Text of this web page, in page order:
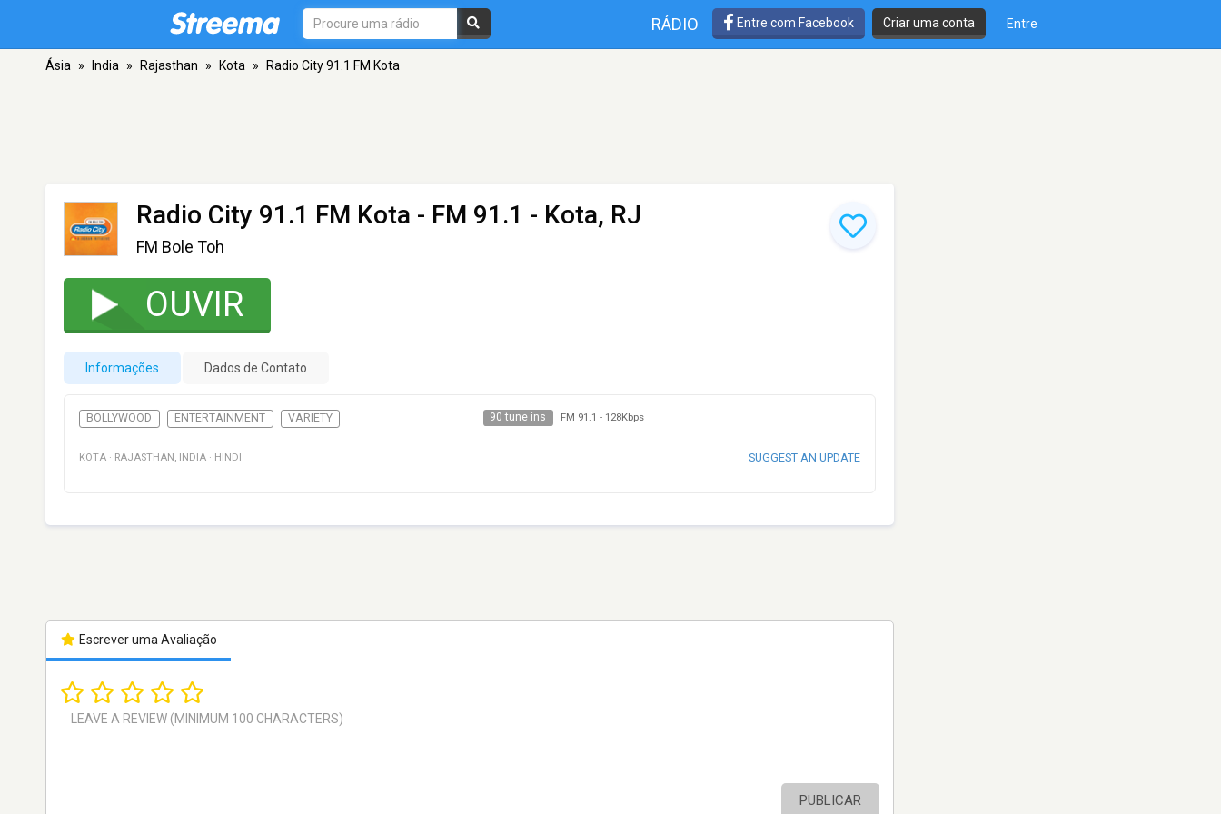
RÁDIO Entre com Facebook Criar uma conta Entre
Ásia » India » Rajasthan » Kota » Radio City 91.1 FM Kota
Radio City 91.1 FM Kota - FM 91.1 - Kota, RJ
FM Bole Toh
OUVIR
Informações Dados de Contato
BOLLYWOOD ENTERTAINMENT VARIETY 90 tune ins FM 91.1 - 128Kbps
KOTA · RAJASTHAN , INDIA · HINDI SUGGEST AN UPDATE
Escrever uma Avaliação
PUBLICAR